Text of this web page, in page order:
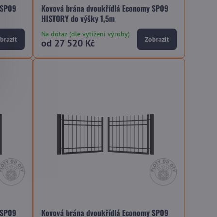
Kovová brána dvoukřídlá Economy SP09
HISTORY do výšky 1,5m
Na dotaz (dle vytížení výroby)
od 27 520 Kč Zobrazit
Kovová brána dvoukřídlá Economy SP09